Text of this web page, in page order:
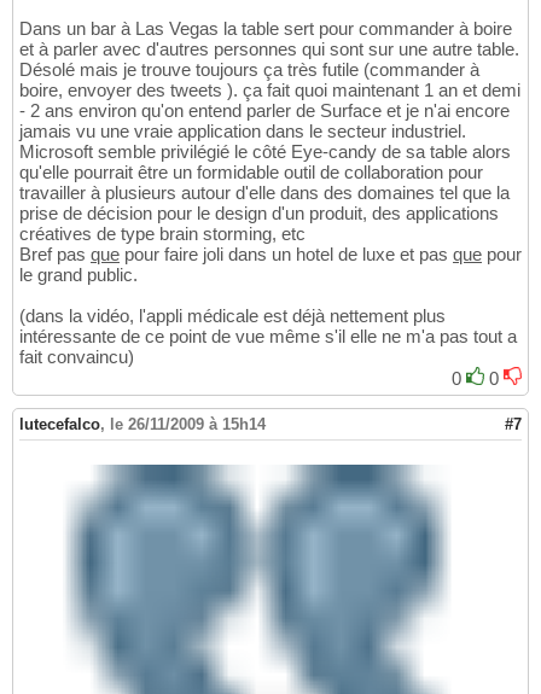
Dans un bar à Las Vegas la table sert pour commander à boire
et à parler avec d'autres personnes qui sont sur une autre table.
Désolé mais je trouve toujours ça très futile (commander à
boire, envoyer des tweets ). ça fait quoi maintenant 1 an et demi
- 2 ans environ qu'on entend parler de Surface et je n'ai encore
jamais vu une vraie application dans le secteur industriel.
Microsoft semble privilégié le côté Eye-candy de sa table alors
qu'elle pourrait être un formidable outil de collaboration pour
travailler à plusieurs autour d'elle dans des domaines tel que la
prise de décision pour le design d'un produit, des applications
créatives de type brain storming, etc
Bref pas que pour faire joli dans un hotel de luxe et pas que pour
le grand public.
(dans la vidéo, l'appli médicale est déjà nettement plus
intéressante de ce point de vue même s'il elle ne m'a pas tout a
fait convaincu)
0
0
lutecefalco, le 26/11/2009 à 15h14 #7